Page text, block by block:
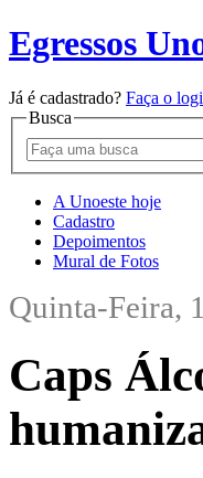
Egressos
Já é cadastrado? Faça o
Busca
A Unoeste hoje
Cadastro
Depoimentos
Mural de Fotos
Quinta-Feira,
Caps